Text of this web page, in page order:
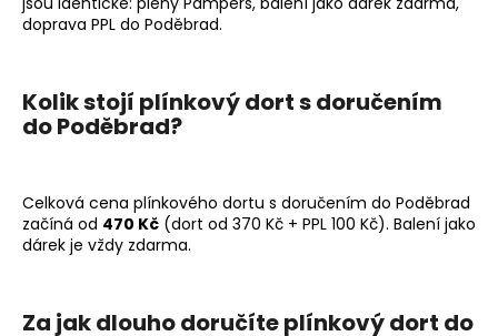
doprava PPL do Poděbrad.
Kolik stojí plínkový dort s doručením
do Poděbrad?
Celková cena plínkového dortu s doručením do Poděbrad
začíná od 470 Kč (dort od 370 Kč + PPL 100 Kč). Balení jako
dárek je vždy zdarma.
Za jak dlouho doručíte plínkový dort do